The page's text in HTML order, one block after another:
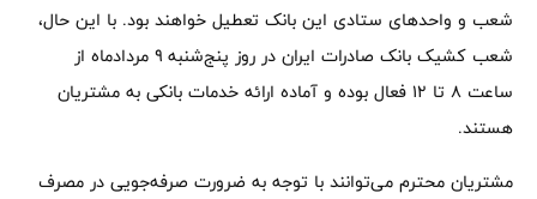
شعب و واحدهای ستادی این بانک تعطیل خواهند بود. با این حال،
شعب کشیک بانک صادرات ایران در روز پنج‌شنبه ۹ مردادماه از
ساعت ۸ تا ۱۲ فعال بوده و آماده ارائه خدمات بانکی به مشتریان
هستند.
مشتریان محترم می‌توانند با توجه به ضرورت صرفه‌جویی در مصرف